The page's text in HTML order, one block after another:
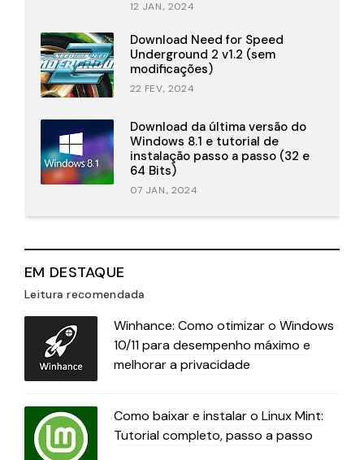
12 JAN., 2024
Download Need for Speed
Underground 2 v1.2 (sem
modificações)
22 FEV., 2024
Download da última versão do
Windows 8.1 e tutorial de
instalação passo a passo (32 e
64 Bits)
07 JAN., 2024
EM DESTAQUE
Leitura recomendada
Winhance: Como otimizar o Windows
10/11 para desempenho máximo e
melhorar a privacidade
Como baixar e instalar o Linux Mint:
Tutorial completo, passo a passo